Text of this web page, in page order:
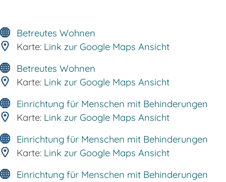
Betreutes Wohnen
Karte: Link zur Google Maps Ansicht
Betreutes Wohnen
Karte: Link zur Google Maps Ansicht
Einrichtung für Menschen mit Behinderungen
Karte: Link zur Google Maps Ansicht
Einrichtung für Menschen mit Behinderungen
Karte: Link zur Google Maps Ansicht
Einrichtung für Menschen mit Behinderungen